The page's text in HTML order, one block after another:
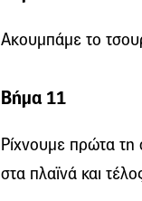
Ακουμπάμε το
Βήμα 11
Ρίχνουμε πρώτα
στα πλαϊνά και